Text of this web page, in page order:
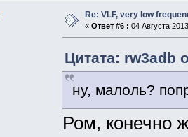
Re: VLF, very low
« Ответ #6 : 04 Августа
Цитата: rw3adb
ну, малоль?
Ром, конечно